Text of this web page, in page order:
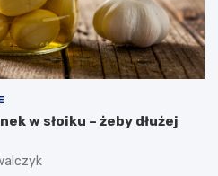
w słoiku – żeby dłużej